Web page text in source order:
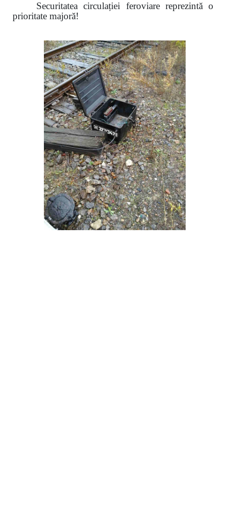
Securitatea circulației feroviare reprezintă o
prioritate majoră!